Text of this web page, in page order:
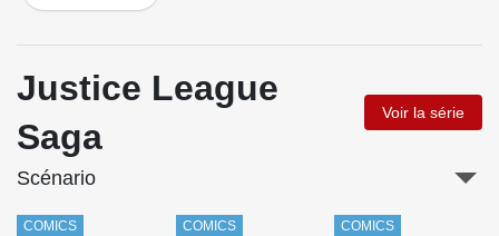
Justice League
Saga
Voir la série
Scénario
COMICS COMICS COMICS